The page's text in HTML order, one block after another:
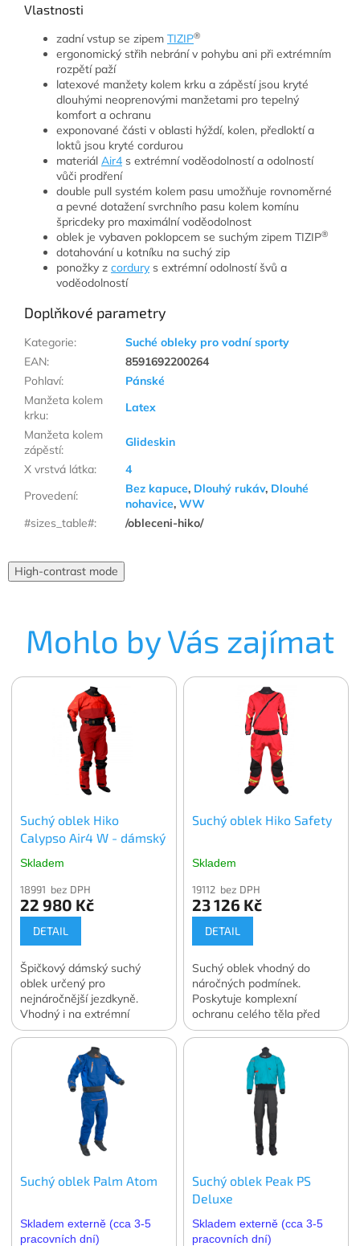
Vlastnosti
zadní vstup se zipem TIZIP®
ergonomický střih nebrání v pohybu ani při extrémním
rozpětí paží
latexové manžety kolem krku a zápěstí jsou kryté
dlouhými neoprenovými manžetami pro tepelný
komfort a ochranu
exponované části v oblasti hýždí, kolen, předloktí a
loktů jsou kryté cordurou
materiál Air4 s extrémní voděodolností a odolností
vůči prodření
double pull systém kolem pasu umožňuje rovnoměrné
a pevné dotažení svrchního pasu kolem komínu
špricdeky pro maximální voděodolnost
oblek je vybaven poklopcem se suchým zipem TIZIP®
dotahování u kotníku na suchý zip
ponožky z cordury s extrémní odolností švů a
voděodolností
Doplňkové parametry
Kategorie:
Suché obleky pro vodní sporty
EAN:
8591692200264
Pohlaví:
Pánské
Manžeta kolem
krku:
Latex
Manžeta kolem
zápěstí:
Glideskin
X vrstvá látka:
4
Provedení: Bez kapuce, Dlouhý rukáv, Dlouhé
nohavice, WW
#sizes_table#: /obleceni-hiko/
High-contrast mode
Mohlo by Vás zajímat
Suchý oblek Hiko
Calypso Air4 W - dámský
Skladem
18991 bez DPH
22 980 Kč
DETAIL
Špičkový dámský suchý
oblek určený pro
nejnáročnější jezdkyně.
Vhodný i na extrémní
pádlování na kajaku nebo
Suchý oblek Hiko Safety
Skladem
19112 bez DPH
23 126 Kč
DETAIL
Suchý oblek vhodný do
náročných podmínek.
Poskytuje komplexní
ochranu celého těla před
vlhkem a chladem i při
delším pobytu ve vodě.
Suchý oblek Palm Atom
Skladem externě (cca 3-5
pracovních dní)
Suchý oblek Peak PS
Deluxe
Skladem externě (cca 3-5
pracovních dní)